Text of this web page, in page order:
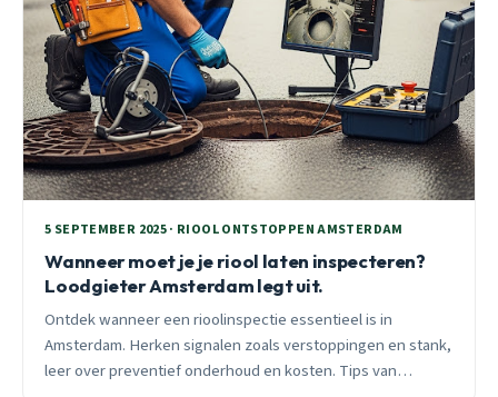
5 SEPTEMBER 2025 · RIOOL ONTSTOPPEN AMSTERDAM
Wanneer moet je je riool laten inspecteren?
Loodgieter Amsterdam legt uit.
Ontdek wanneer een rioolinspectie essentieel is in
Amsterdam. Herken signalen zoals verstoppingen en stank,
leer over preventief onderhoud en kosten. Tips van